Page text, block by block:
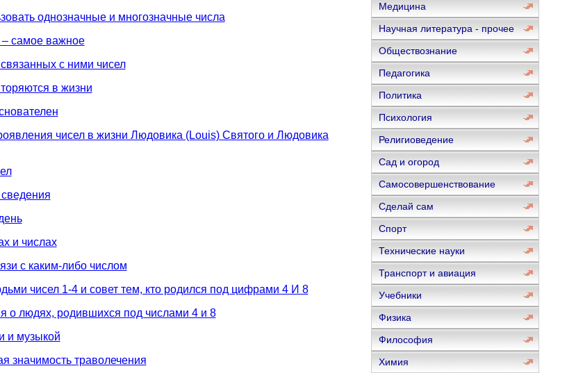
однозначные и многозначные числа
самое важное
с ними чисел
в жизни
чисел в жизни Людовика (Louis) Святого и Людовика
и числах
с каким-либо числом
чисел 1-4 и совет тем, кто родился под цифрами 4 И 8
о людях, родившихся под числами 4 и 8
и музыкой
значимость траволечения
Медицина
Научная литература - прочее
Обществознание
Педагогика
Политика
Психология
Религиоведение
Сад и огород
Самосовершенствование
Сделай сам
Спорт
Технические науки
Транспорт и авиация
Учебники
Физика
Философия
Химия